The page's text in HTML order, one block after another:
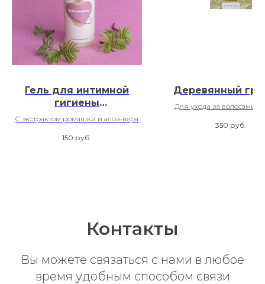
Гель для интимной
гигиены
«Прикосновения»
C экстрактом ромашки и алоэ-вера
150 руб.
Деревянный
Для ухода за волосами,
350 руб.
Контакты
Вы можете связаться с нами в любое
время удобным способом связи